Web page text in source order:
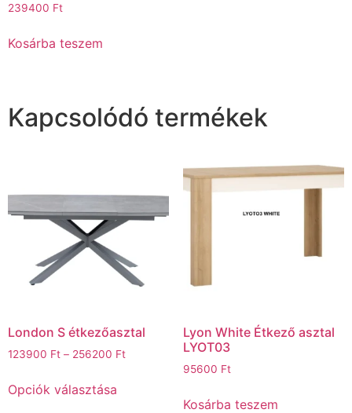
239400 Ft
Kosárba teszem
Kapcsolódó termékek
London S étkezőasztal
123900 Ft – 256200 Ft
Opciók választása
Lyon White Étkező asztal
LYOT03
95600 Ft
Kosárba teszem